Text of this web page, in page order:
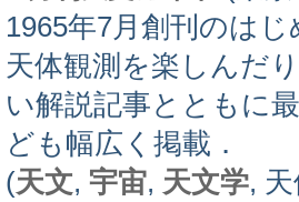
1965年7月創刊のは
天体観測を楽しんだ
い解説記事とともに
ども幅広く掲載．
(天文, 宇宙, 天文学,